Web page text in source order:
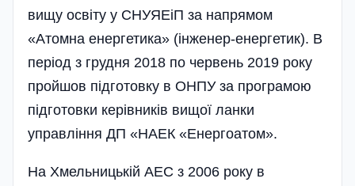
вищу освіту у СНУЯЕіП за напрямом
«Атомна енергетика» (інженер-енергетик). В
період з грудня 2018 по червень 2019 року
пройшов підготовку в ОНПУ за програмою
підготовки керівників вищої ланки
управління ДП «НАЕК «Енергоатом».
На Хмельницькій АЕС з 2006 року в